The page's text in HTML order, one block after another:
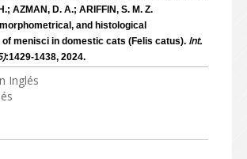
AZMAN, D. A.; ARIFFIN, S. M. Z.
and histological
menisci in domestic cats (Felis catus). Int.
:1429-1438, 2024.
Inglés